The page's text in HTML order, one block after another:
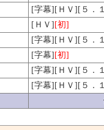
[字幕][ＨＶ][５．
[ＨＶ][初]
[字幕][ＨＶ][５．
[字幕][初]
[字幕][ＨＶ][５．
[字幕][ＨＶ][５．